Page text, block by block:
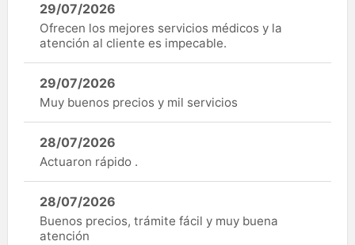
29/07/2026
Ofrecen los mejores servicios médicos y la
atención al cliente es impecable.
29/07/2026
Muy buenos precios y mil servicios
28/07/2026
Actuaron rápido .
28/07/2026
Buenos precios, trámite fácil y muy buena
atención